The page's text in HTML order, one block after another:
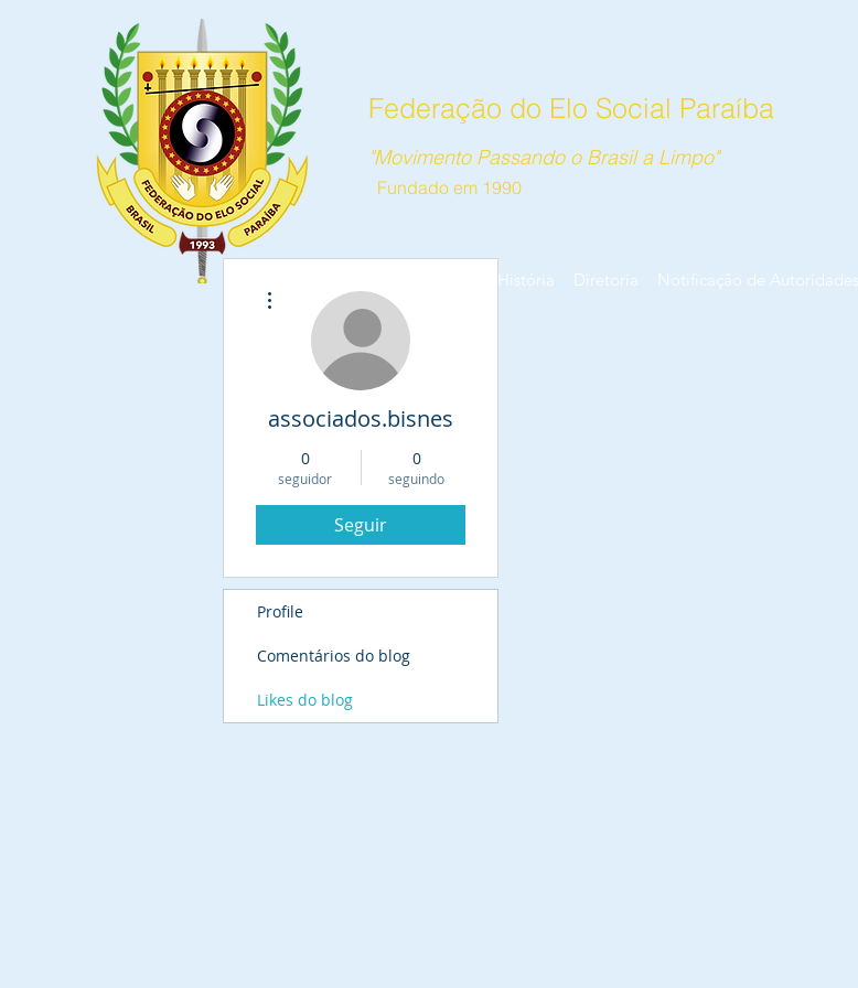
Federação do Elo Social Paraíba
"Movimento Passando o Brasil a Limpo"
Fundado em 1990
História Diretoria Notificação de Autoridades
associados.bisnes
0
seguidor
0
seguindo
Seguir
Profile
Comentários do blog
Likes do blog